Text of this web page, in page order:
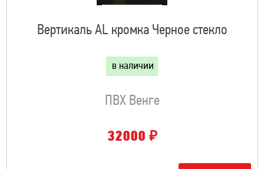
Вертикаль AL кромка Черное стекло
в наличии
ПВХ Венге
32000 ₽